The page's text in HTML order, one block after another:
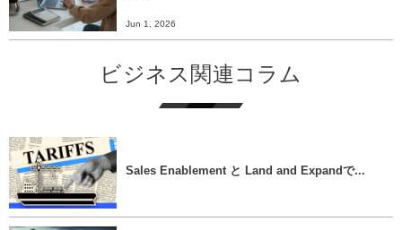
Jun 1, 2026
ビジネス関連コラム
Sales Enablement と Land and Expandで...